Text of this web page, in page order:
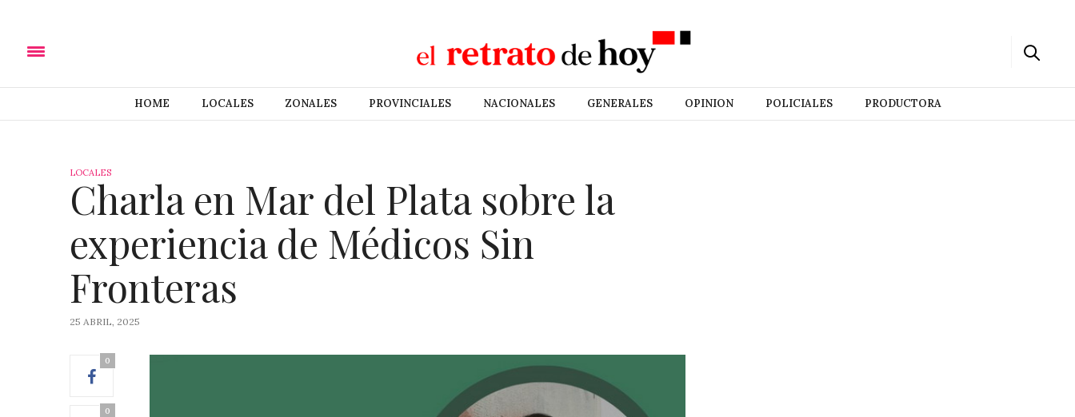
HOME LOCALES ZONALES PROVINCIALES NACIONALES GENERALES OPINION POLICIALES PRODUCTORA
LOCALES
Charla en Mar del Plata sobre la
experiencia de Médicos Sin
Fronteras
25 ABRIL, 2025
0
0